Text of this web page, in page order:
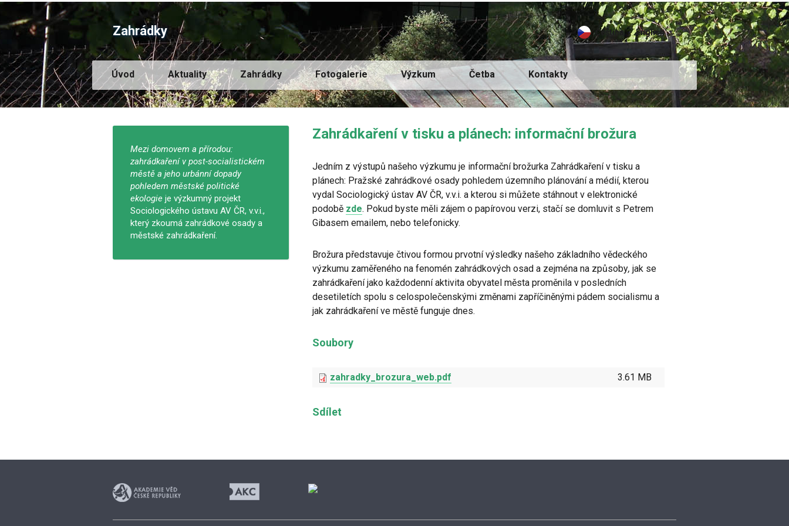
Zahrádky Čeština English
Úvod Aktuality Zahrádky Fotogalerie Výzkum Četba Kontakty
Zahrádkaření v tisku a plánech: informační brožura
Jedním z výstupů našeho výzkumu je informační brožurka Zahrádkaření v tisku a
plánech: Pražské zahrádkové osady pohledem územního plánování a médií, kterou
vydal Sociologický ústav AV ČR, v.v.i. a kterou si můžete stáhnout v elektronické
podobě zde. Pokud byste měli zájem o papírovou verzi, stačí se domluvit s Petrem
Gibasem emailem, nebo telefonicky.
Brožura představuje čtivou formou prvotní výsledky našeho základního vědeckého
výzkumu zaměřeného na fenomén zahrádkových osad a zejména na způsoby, jak se
zahrádkaření jako každodenní aktivita obyvatel města proměnila v posledních
desetiletích spolu s celospolečenskými změnami zapříčiněnými pádem socialismu a
jak zahrádkaření ve městě funguje dnes.
Soubory
zahradky_brozura_web.pdf 3.61 MB
Sdílet
Mezi domovem a přírodou:
zahrádkaření v post-socialistickém
městě a jeho urbánní dopady
pohledem městské politické
ekologie je výzkumný projekt
Sociologického ústavu AV ČR, v.v.i.,
který zkoumá zahrádkové osady a
městské zahrádkaření.